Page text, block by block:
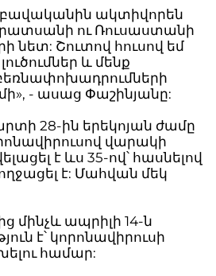
բավականին ակտիվորեն
ու Ռուսաստանի
նետ: Շուտով հուսով եմ
և մենք
- ասաց Փաշինյանը:
28-ին երեկոյան ժամը
վարակի
է ևս 35-ով՝ հասնելով
է: Մահվան մեկ
մինչև ապրիլի 14-ն
է՝ կորոնավիրուսի
համար: